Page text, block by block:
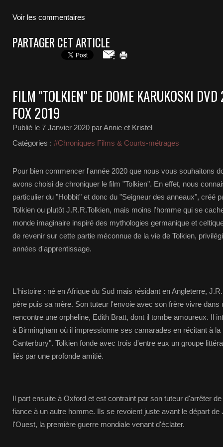
Voir les commentaires
PARTAGER CET ARTICLE
FILM "TOLKIEN" DE DOME KARUKOSKI
FOX 2019
Publié le 7 Janvier 2020 par Annie et Kristel
Catégories : #Chroniques Films & Courts-métrages
Pour bien commencer l'année 2020 que nous vous souhaitons
avons choisi de chroniquer le film "Tolkien". En effet, nous
particulier du "Hobbit" et donc du "Seigneur des anneaux", créé
Tolkien ou plutôt J.R.R.Tolkien, mais moins l'homme qui se
monde imaginaire inspiré des mythologies germanique et
de revenir sur cette partie méconnue de la vie de Tolkien,
années d'apprentissage.
L'histoire : né en Afrique du Sud mais résidant en Angleterre,
père puis sa mère. Son tuteur l'envoie avec son frère vivre dans
rencontre une orpheline, Edith Bratt, dont il tombe amoureux. Il
à Birmingham où il impressionne ses camarades en récitant à
Canterbury". Tolkien fonde avec trois d'entre eux un groupe
liés par une profonde amitié.
Il part ensuite à Oxford et est contraint par son tuteur d'arrêter
fiance à un autre homme. Ils se revoient juste avant le départ de
l'Ouest, la première guerre mondiale venant d'éclater.